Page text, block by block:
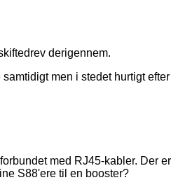
derigennem.
men i stedet hurtigt efter
med RJ45-kabler. Der er
S88'ere til en booster?